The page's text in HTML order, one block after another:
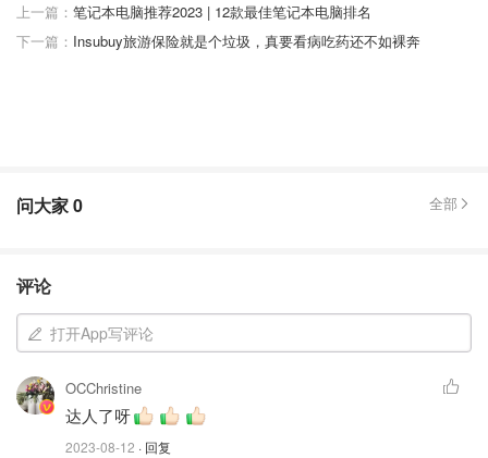
Amazon.com : MISTINE Cushion Foundation Breathable
Medium Coverage with Satin Finish,Long-Lasting, Oil-Moisture
❤️定妆
上一篇： 笔记本电脑推荐2023 | 12款最佳笔记本电脑排名
下一篇： Insubuy旅游保险就是个垃圾，真要看病吃药还不如裸奔
问大家0 全部
评论
打开App写评论
OCChristine
达人了呀
2023-08-12 · 回复